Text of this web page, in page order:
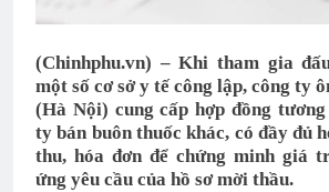
(Chinhphu.vn) – Khi tham gia
một số cơ sở y tế công lập, công ty
(Hà Nội) cung cấp hợp đồng
ty bán buôn thuốc khác, có đầy đủ
thu, hóa đơn để chứng minh giá
ứng yêu cầu của hồ sơ mời thầu.